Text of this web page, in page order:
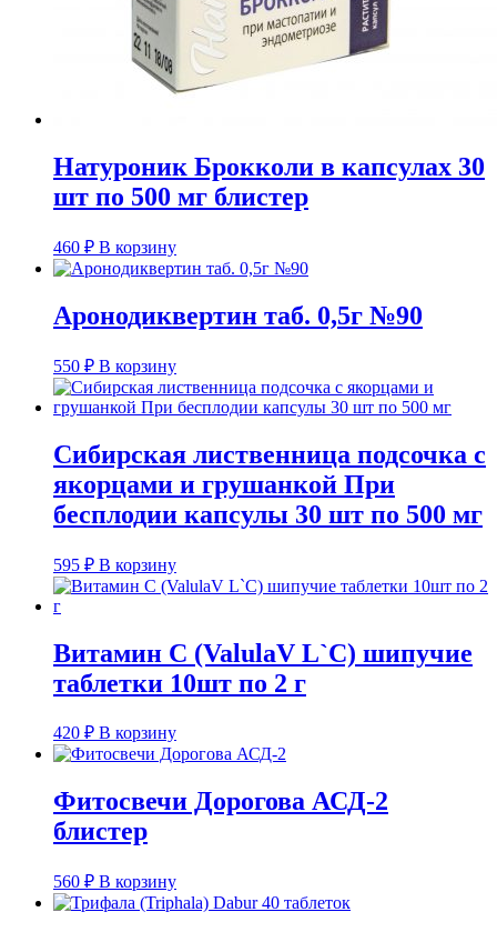
Натуроник Брокколи в капсулах 30
шт по 500 мг блистер
460 ₽ В корзину
Аронодиквертин таб. 0,5г №90
550 ₽ В корзину
Сибирская лиственница подсочка с
якорцами и грушанкой При
бесплодии капсулы 30 шт по 500 мг
595 ₽ В корзину
Витамин С (ValulaV L`С) шипучие
таблетки 10шт по 2 г
420 ₽ В корзину
Фитосвечи Дорогова АСД-2
блистер
560 ₽ В корзину